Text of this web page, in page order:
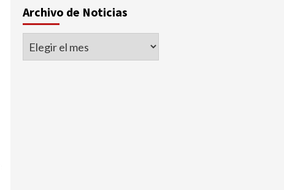
Archivo de Noticias
Archivo